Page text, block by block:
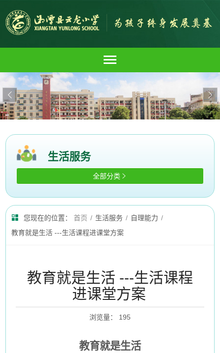
 
生活服务
全部分类 
您现在的位置： 首页 / 生活服务 / 自理能力 /
教育就是生活 ---生活课程进课堂方案
教育就是生活 ---生活课程
进课堂方案
浏览量： 195
教育就是生活